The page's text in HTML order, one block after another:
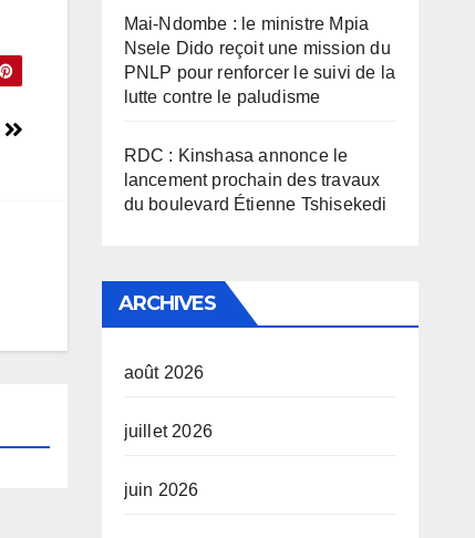
Mai-Ndombe : le ministre Mpia
Nsele Dido reçoit une mission du
PNLP pour renforcer le suivi de la
lutte contre le paludisme
RDC : Kinshasa annonce le
lancement prochain des travaux
du boulevard Étienne Tshisekedi
ARCHIVES
août 2026
juillet 2026
juin 2026